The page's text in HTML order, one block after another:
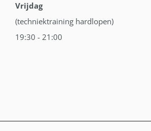
Vrijdag
(techniektraining hardlopen)
19:30 - 21:00